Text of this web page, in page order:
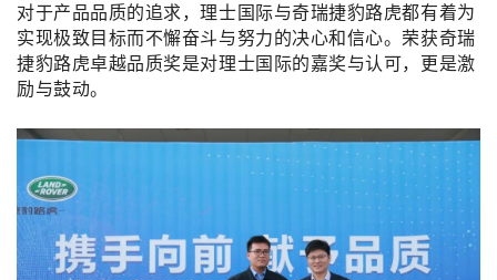
对于产品品质的追求，理士国际与奇瑞捷豹路虎都有着为
实现极致目标而不懈奋斗与努力的决心和信心。荣获奇瑞
捷豹路虎卓越品质奖是对理士国际的嘉奖与认可，更是激
励与鼓动。